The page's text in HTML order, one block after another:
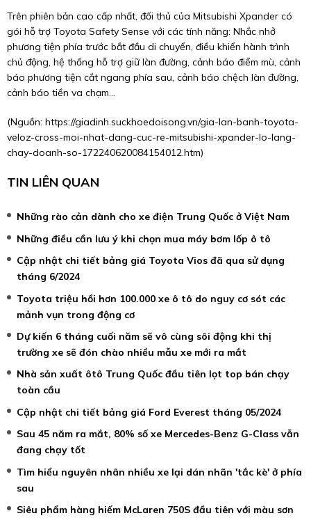
Trên phiên bản cao cấp nhất, đối thủ của Mitsubishi Xpander có
gói hỗ trợ Toyota Safety Sense với các tính năng: Nhắc nhở
phương tiện phía trước bắt đầu di chuyển, điều khiển hành trình
chủ động, hệ thống hỗ trợ giữ làn đường, cảnh báo điểm mù, cảnh
báo phương tiện cắt ngang phía sau, cảnh báo chệch làn đường,
cảnh báo tiền va chạm…
(Nguồn: https://giadinh.suckhoedoisong.vn/gia-lan-banh-toyota-
veloz-cross-moi-nhat-dang-cuc-re-mitsubishi-xpander-lo-lang-
chay-doanh-so-172240620084154012.htm)
TIN LIÊN QUAN
Những rào cản dành cho xe điện Trung Quốc ở Việt Nam
Những điều cần lưu ý khi chọn mua máy bơm lốp ô tô
Cập nhật chi tiết bảng giá Toyota Vios đã qua sử dụng
tháng 6/2024
Toyota triệu hồi hơn 100.000 xe ô tô do nguy cơ sót các
mảnh vụn trong động cơ
Dự kiến 6 tháng cuối năm sẽ vô cùng sôi động khi thị
trường xe sẽ đón chào nhiều mẫu xe mới ra mắt
Nhà sản xuất ôtô Trung Quốc đầu tiên lọt top bán chạy
toàn cầu
Cập nhật chi tiết bảng giá Ford Everest tháng 05/2024
Sau 45 năm ra mắt, 80% số xe Mercedes-Benz G-Class vẫn
đang chạy tốt
Tìm hiểu nguyên nhân nhiều xe lại dán nhãn 'tắc kè' ở phía
sau
Siêu phẩm hàng hiếm McLaren 750S đầu tiên với màu sơn